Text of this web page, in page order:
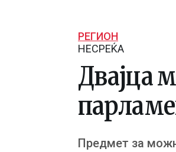
РЕГИОН
НЕСРЕЌА
Двајца
Предмет за